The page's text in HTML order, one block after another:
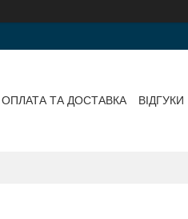
ОПЛАТА ТА ДОСТАВКА ВІДГУКИ